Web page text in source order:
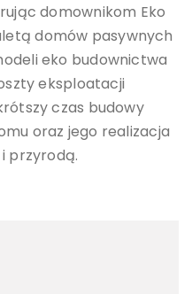
domownikom Eko
domów pasywnych
eko budownictwa
eksploatacji
czas budowy
oraz jego realizacja
przyrodą.